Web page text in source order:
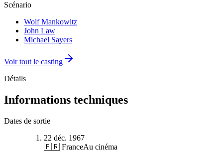
Scénario
Wolf Mankowitz
John Law
Michael Sayers
Voir tout le casting
Détails
Informations techniques
Dates de sortie
22 déc. 1967
🇫🇷 FranceAu cinéma